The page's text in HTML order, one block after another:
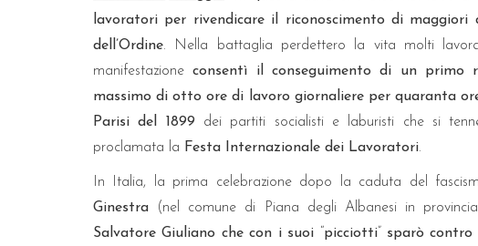
lavoratori per rivendicare il riconoscimento di
dell’Ordine. Nella battaglia perdettero la vita molti
manifestazioneconsentì il conseguimento di un
massimo di otto ore di lavoro giornaliere per quaranta
Parisi del 1899 dei partiti socialisti e laburisti che si
proclamata la Festa Internazionale dei Lavoratori.
In Italia, la prima celebrazione dopo la caduta del
Ginestra (nel comune di Piana degli Albanesi in
Salvatore Giuliano che con i suoi
picciotti”
sparò